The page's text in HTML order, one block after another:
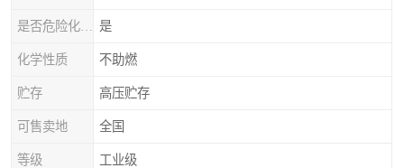
是
化学性质 不助燃
贮存 高压贮存
可售卖地 全国
等级 工业级